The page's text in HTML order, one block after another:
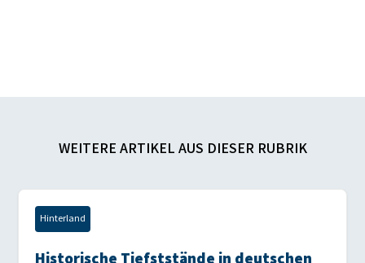
WEITERE ARTIKEL AUS DIESER RUBRIK
Hinterland